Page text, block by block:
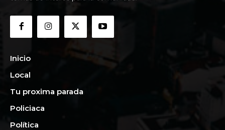
Inicio
Local
Tu proxima parada
Policiaca
Política